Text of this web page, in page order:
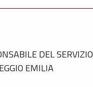
DEL
EMILIA